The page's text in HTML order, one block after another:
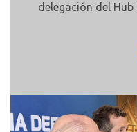
delegación del
la presentación
iniciativa,
International